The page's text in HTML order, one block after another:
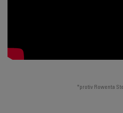
*protiv Rowenta